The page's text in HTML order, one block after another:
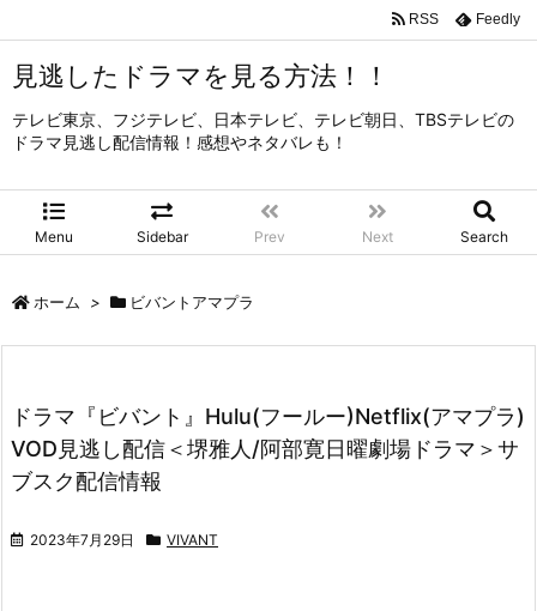
見逃したドラマを見る方法！！
テレビ東京、フジテレビ、日本テレビ、テレビ朝日、TBSテレビの
ドラマ見逃し配信情報！感想やネタバレも！
Menu Sidebar Prev Next Search
RSS Feedly
ホーム > ビバントアマプラ
ドラマ『ビバント』Hulu(フールー)Netflix(アマプラ)
VOD見逃し配信＜堺雅人/阿部寛日曜劇場ドラマ＞サ
ブスク配信情報
2023年7月29日 VIVANT